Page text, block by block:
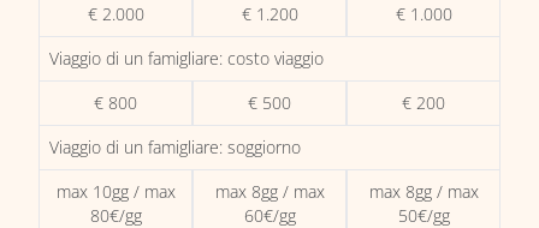
€ 2.000
€ 1.200
€ 1.000
Viaggio di un famigliare: costo viaggio
€ 800
€ 500
€ 200
Viaggio di un famigliare: soggiorno
max 10gg / max
80€/gg
max 8gg / max
60€/gg
max 8gg / max
50€/gg